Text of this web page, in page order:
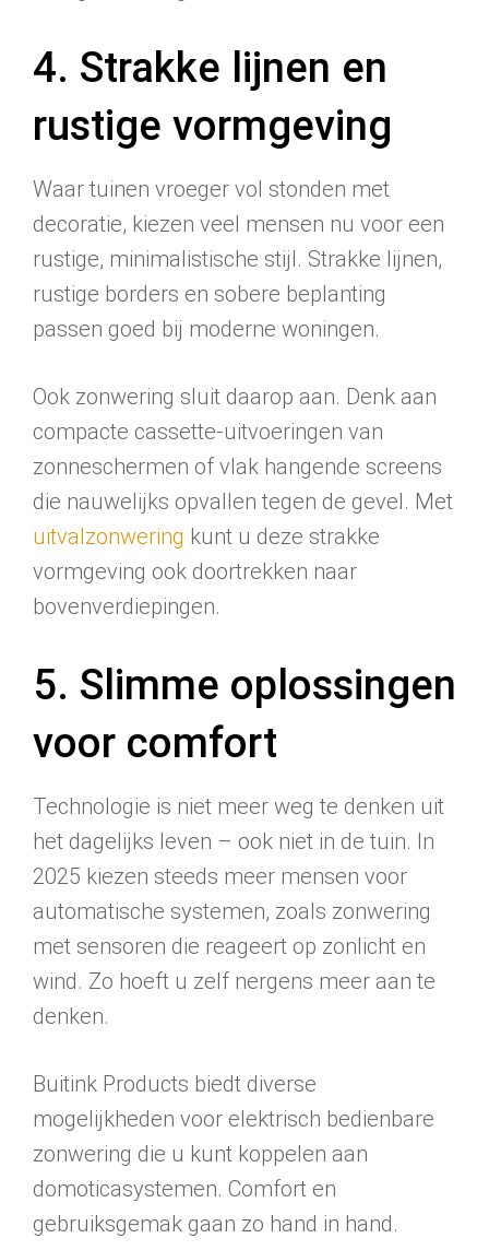
4. Strakke lijnen en
rustige vormgeving
Waar tuinen vroeger vol stonden met
decoratie, kiezen veel mensen nu voor een
rustige, minimalistische stijl. Strakke lijnen,
rustige borders en sobere beplanting
passen goed bij moderne woningen.
Ook zonwering sluit daarop aan. Denk aan
compacte cassette-uitvoeringen van
zonneschermen of vlak hangende screens
die nauwelijks opvallen tegen de gevel. Met
uitvalzonwering kunt u deze strakke
vormgeving ook doortrekken naar
bovenverdiepingen.
5. Slimme oplossingen
voor comfort
Technologie is niet meer weg te denken uit
het dagelijks leven – ook niet in de tuin. In
2025 kiezen steeds meer mensen voor
automatische systemen, zoals zonwering
met sensoren die reageert op zonlicht en
wind. Zo hoeft u zelf nergens meer aan te
denken.
Buitink Products biedt diverse
mogelijkheden voor elektrisch bedienbare
zonwering die u kunt koppelen aan
domoticasystemen. Comfort en
gebruiksgemak gaan zo hand in hand.